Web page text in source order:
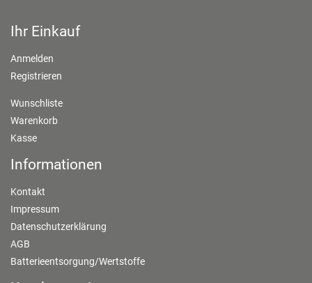
Ihr Einkauf
Anmelden
Registrieren
Wunschliste
Warenkorb
Kasse
Informationen
Kontakt
Impressum
Datenschutzerklärung
AGB
Batterieentsorgung/Wertstoffe